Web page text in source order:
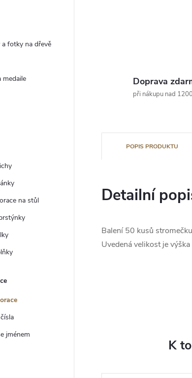
fotky na dřevě
medaile
na stůl
jménem
Doprava
při nákupu nad
POPIS PRODUKTU
Detailní
Balení 50 kusů
Uvedená velikost je
K